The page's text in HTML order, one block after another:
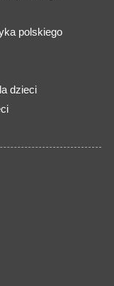
polskiego
dzieci